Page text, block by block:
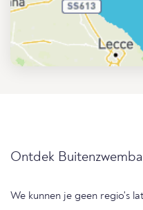
Ontdek
We kunnen je geen regio's